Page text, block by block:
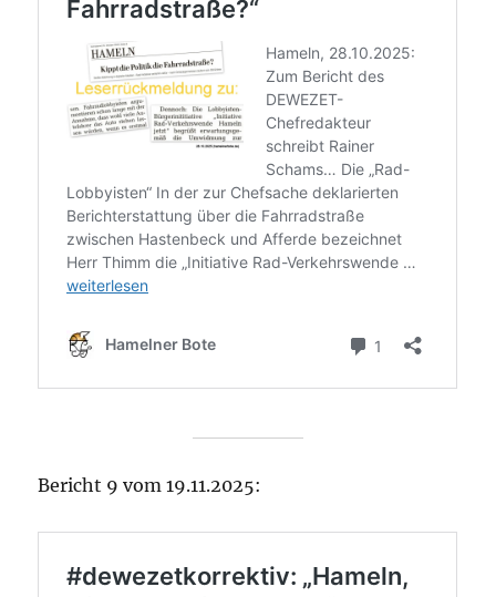
Bericht 9 vom 19.11.2025: